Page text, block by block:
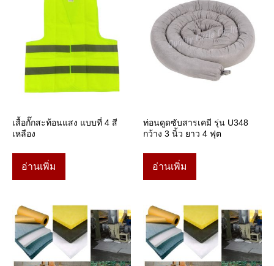
เสื้อกั๊กสะท้อนแสง แบบที่ 4 สี
เหลือง
อ่านเพิ่ม
ท่อนดูดซับสารเคมี รุ่น U348
กว้าง 3 นิ้ว ยาว 4 ฟุต
อ่านเพิ่ม